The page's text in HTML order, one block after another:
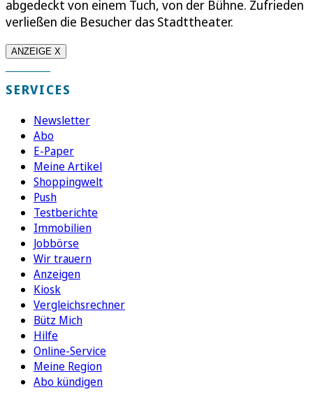
abgedeckt von einem Tuch, von der Bühne. Zufrieden
verließen die Besucher das Stadttheater.
ANZEIGE X
SERVICES
Newsletter
Abo
E-Paper
Meine Artikel
Shoppingwelt
Push
Testberichte
Immobilien
Jobbörse
Wir trauern
Anzeigen
Kiosk
Vergleichsrechner
Bütz Mich
Hilfe
Online-Service
Meine Region
Abo kündigen